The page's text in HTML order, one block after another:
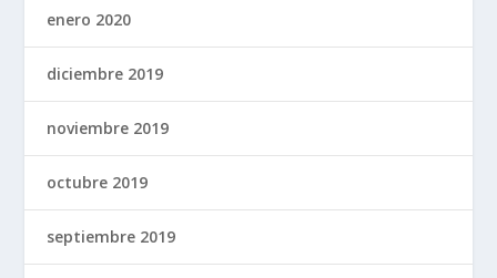
enero 2020
diciembre 2019
noviembre 2019
octubre 2019
septiembre 2019